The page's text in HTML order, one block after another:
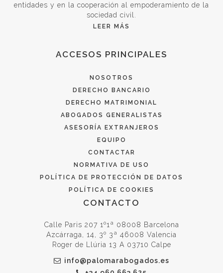
entidades y en la cooperación al empoderamiento de la
sociedad civil.
LEER MÁS
ACCESOS PRINCIPALES
NOSOTROS
DERECHO BANCARIO
DERECHO MATRIMONIAL
ABOGADOS GENERALISTAS
ASESORÍA EXTRANJEROS
EQUIPO
CONTACTAR
NORMATIVA DE USO
POLÍTICA DE PROTECCIÓN DE DATOS
POLÍTICA DE COOKIES
CONTACTO
Calle Paris 207 1º1ª 08008 Barcelona
Azcárraga, 14, 3º 3ª 46008 Valencia
Roger de Llúria 13 A 03710 Calpe
info@palomarabogados.es